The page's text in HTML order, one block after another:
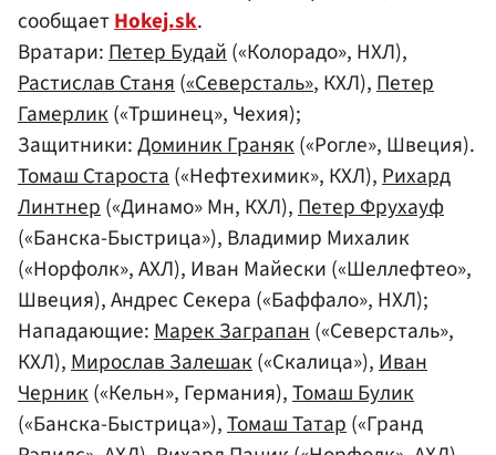
сообщаетHokej.sk.
Вратари:Петер Будай(«Колорадо», НХЛ),
Растислав Станя(«Северсталь», КХЛ),Петер
Гамерлик(«Тршинец», Чехия);
Защитники:Доминик Граняк(«Рогле», Швеция).
Томаш Староста(«Нефтехимик», КХЛ),Рихард
Линтнер(«Динамо» Мн, КХЛ),Петер Фрухауф
(«Банска-Быстрица»), Владимир Михалик
(«Норфолк», АХЛ), Иван Майески («Шеллефтео»,
Швеция), Андрес Секера («Баффало», НХЛ);
Нападающие:Марек Заграпан(«Северсталь»,
КХЛ),Мирослав Залешак(«Скалица»),Иван
Черник(«Кельн», Германия),Томаш Булик
(«Банска-Быстрица»),Томаш Татар(«Гранд